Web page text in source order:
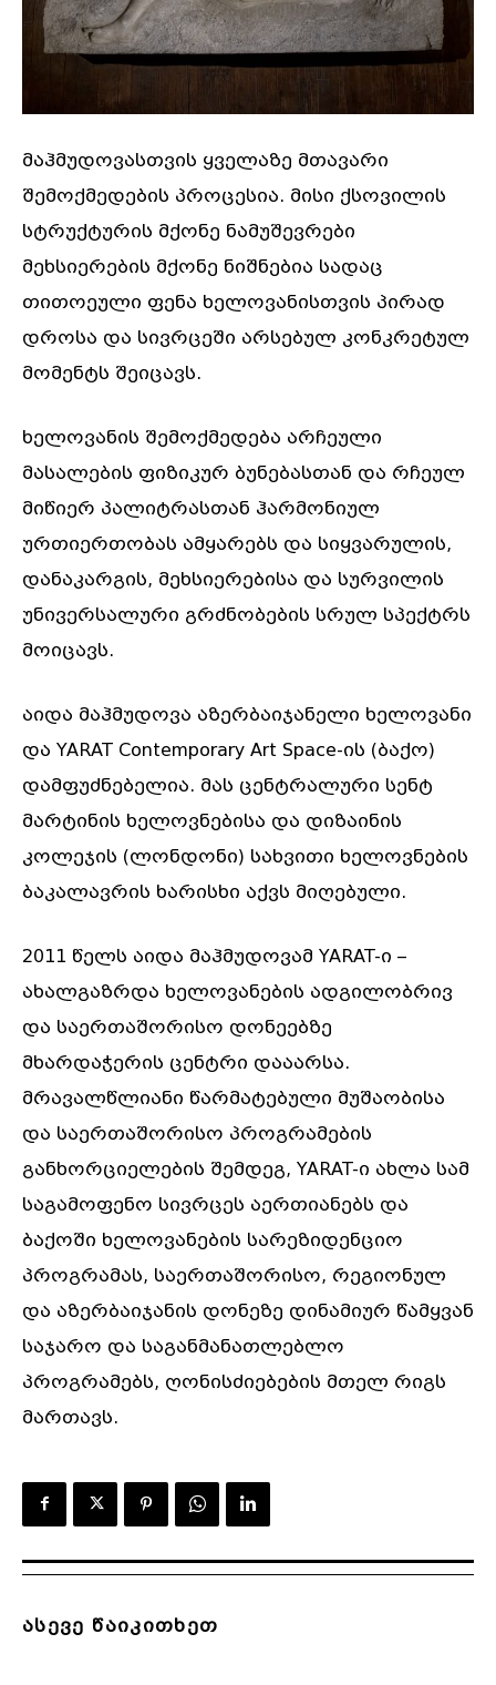
მაჰმუდოვასთვის ყველაზე მთავარი
შემოქმედების პროცესია. მისი ქსოვილის
სტრუქტურის მქონე ნამუშევრები
მეხსიერების მქონე ნიშნებია სადაც
თითოეული ფენა ხელოვანისთვის პირად
დროსა და სივრცეში არსებულ კონკრეტულ
მომენტს შეიცავს.
ხელოვანის შემოქმედება არჩეული
მასალების ფიზიკურ ბუნებასთან და რჩეულ
მიწიერ პალიტრასთან ჰარმონიულ
ურთიერთობას ამყარებს და სიყვარულის,
დანაკარგის, მეხსიერებისა და სურვილის
უნივერსალური გრძნობების სრულ სპექტრს
მოიცავს.
აიდა მაჰმუდოვა აზერბაიჯანელი ხელოვანი
და YARAT Contemporary Art Space-ის (ბაქო)
დამფუძნებელია. მას ცენტრალური სენტ
მარტინის ხელოვნებისა და დიზაინის
კოლეჯის (ლონდონი) სახვითი ხელოვნების
ბაკალავრის ხარისხი აქვს მიღებული.
2011 წელს აიდა მაჰმუდოვამ YARAT-ი –
ახალგაზრდა ხელოვანების ადგილობრივ
და საერთაშორისო დონეებზე
მხარდაჭერის ცენტრი დააარსა.
მრავალწლიანი წარმატებული მუშაობისა
და საერთაშორისო პროგრამების
განხორციელების შემდეგ, YARAT-ი ახლა სამ
საგამოფენო სივრცეს აერთიანებს და
ბაქოში ხელოვანების სარეზიდენციო
პროგრამას, საერთაშორისო, რეგიონულ
და აზერბაიჯანის დონეზე დინამიურ წამყვან
საჯარო და საგანმანათლებლო
პროგრამებს, ღონისძიებების მთელ რიგს
მართავს.
ასევე წაიკითხეთ